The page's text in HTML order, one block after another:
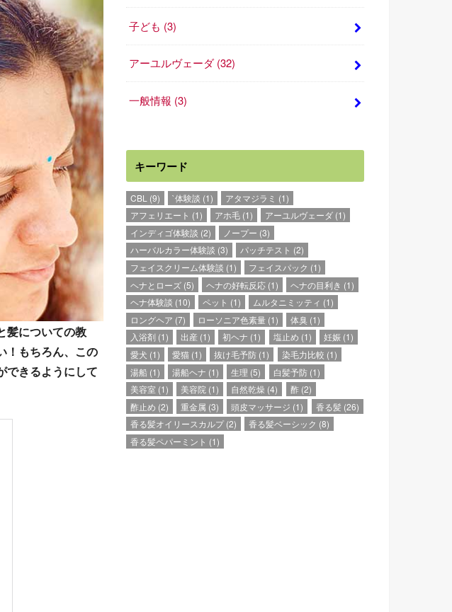
髪についての教
！もちろん、この
できるようにして
子ども (3)
アーユルヴェーダ(32)
一般情報 (3)
キーワード
CBL (9) `体験談 (1) アタマジラミ (1)
アフェリエート (1) アホ毛 (1) アーユルヴェーダ (1)
インディゴ体験談 (2) ノープー (3)
ハーバルカラー体験談 (3) パッチテスト (2)
フェイスクリーム体験談 (1) フェイスパック (1)
ヘナとローズ (5) ヘナの好転反応 (1) ヘナの目利き (1)
ヘナ体験談 (10) ペット (1) ムルタニミッティ (1)
ロングヘア (7) ローソニア色素量 (1) 体臭 (1)
入浴剤 (1) 出産 (1) 初ヘナ (1) 塩止め (1) 妊娠(1)
愛犬 (1) 愛猫 (1) 抜け毛予防 (1) 染毛力比較 (1)
湯船 (1) 湯船ヘナ (1) 生理 (5) 白髪予防(1)
美容室 (1) 美容院 (1) 自然乾燥 (4) 酢(2)
酢止め (2) 重金属 (3) 頭皮マッサージ (1) 香る髪(26)
香る髪オイリースカルプ (2) 香る髪ベーシック (8)
香る髪ペパーミント (1)